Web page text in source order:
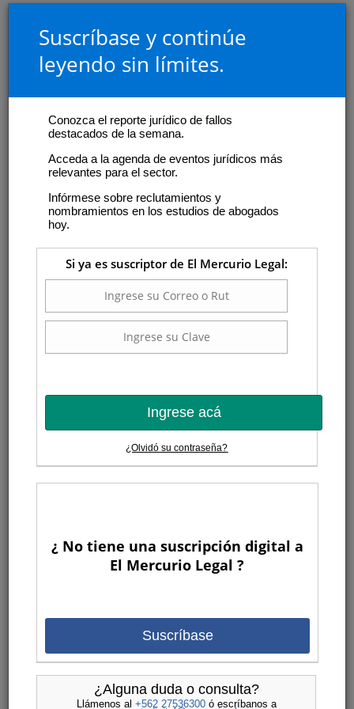
Suscríbase y continúe
leyendo sin límites.
Conozca el reporte jurídico de fallos
destacados de la semana.
Acceda a la agenda de eventos jurídicos más
relevantes para el sector.
Infórmese sobre reclutamientos y
nombramientos en los estudios de abogados
hoy.
Si ya es suscriptor de El Mercurio Legal:
Ingrese acá
¿Olvidó su contraseña?
¿ No tiene una suscripción digital a
El Mercurio Legal ?
Suscríbase
¿Alguna duda o consulta?
Llámenos al +562 27536300ó escríbanos a